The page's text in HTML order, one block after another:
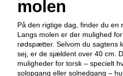
molen
På den rigtige dag, finder du en
Langs molen er der mulighed
rødspætter. Selvom du sagtens
sej, er de sjældent over 40 cm.
muligheder for torsk – specielt
solopgang eller solnedgang –